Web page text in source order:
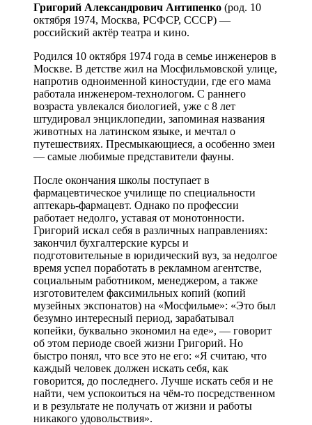
Григорий Александрович Антипенко (род. 10
октября 1974, Москва, РСФСР, СССР) —
российский актёр театра и кино.
Родился 10 октября 1974 года в семье инженеров в
Москве. В детстве жил на Мосфильмовской улице,
напротив одноименной киностудии, где его мама
работала инженером-технологом. С раннего
возраста увлекался биологией, уже с 8 лет
штудировал энциклопедии, запоминая названия
животных на латинском языке, и мечтал о
путешествиях. Пресмыкающиеся, а особенно змеи
— самые любимые представители фауны.
После окончания школы поступает в
фармацевтическое училище по специальности
аптекарь-фармацевт. Однако по профессии
работает недолго, уставая от монотонности.
Григорий искал себя в различных направлениях:
закончил бухгалтерские курсы и
подготовительные в юридический вуз, за недолгое
время успел поработать в рекламном агентстве,
социальным работником, менеджером, а также
изготовителем факсимильных копий (копий
музейных экспонатов) на «Мосфильме»: «Это был
безумно интересный период, зарабатывал
копейки, буквально экономил на еде», — говорит
об этом периоде своей жизни Григорий. Но
быстро понял, что все это не его: «Я считаю, что
каждый человек должен искать себя, как
говорится, до последнего. Лучше искать себя и не
найти, чем успокоиться на чём-то посредственном
и в результате не получать от жизни и работы
никакого удовольствия».